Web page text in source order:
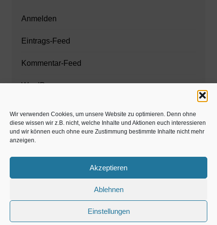
Wir verwenden Cookies, um unsere Website zu optimieren. Denn ohne
diese wissen wir z.B. nicht, welche Inhalte und Aktionen euch interessieren
und wir können euch ohne eure Zustimmung bestimmte Inhalte nicht mehr
anzeigen.
Akzeptieren
Ablehnen
Einstellungen
Anmelden
Eintrags-Feed
Kommentar-Feed
WordPress.org
Zahnarzt München
www.estaregistrierung.org – ESTA
©familös - dieTestfamilie -